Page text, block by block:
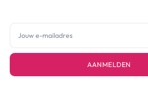
AANMELDEN